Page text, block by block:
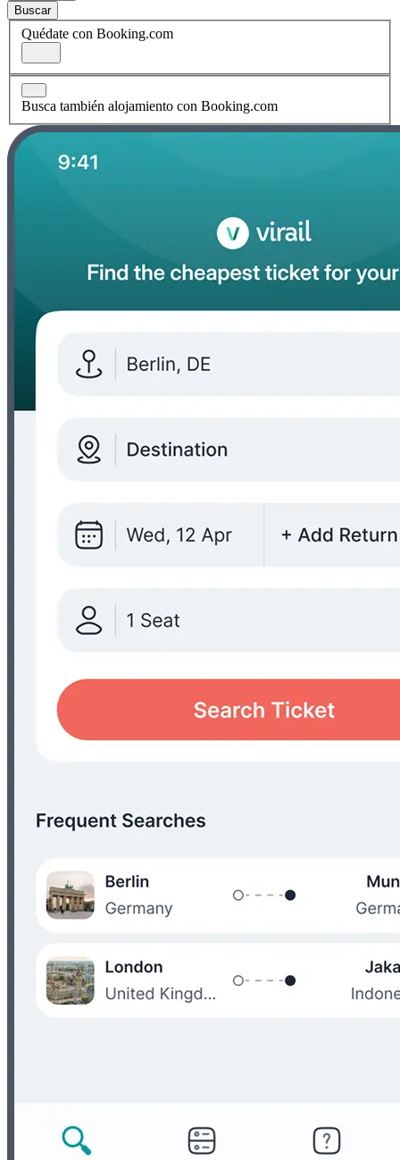
Buscar
Quédate con Booking.com
Busca también alojamiento con Booking.com